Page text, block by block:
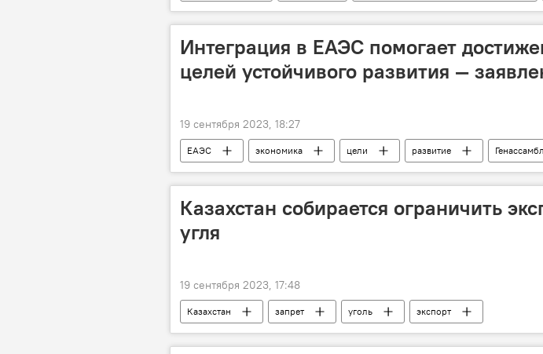
похолодание
осадки
Интеграция в ЕАЭС помогает
целей устойчивого развития —
19 сентября 2023, 18:27
ЕАЭС экономика цели развитие
совместное заявление
Казахстан собирается ограничить
угля
19 сентября 2023, 17:48
Казахстан запрет уголь экспорт